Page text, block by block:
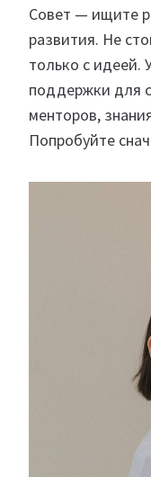
Совет — ищите
развития. Не
только с идеей.
поддержки для
менторов,
Попробуйте